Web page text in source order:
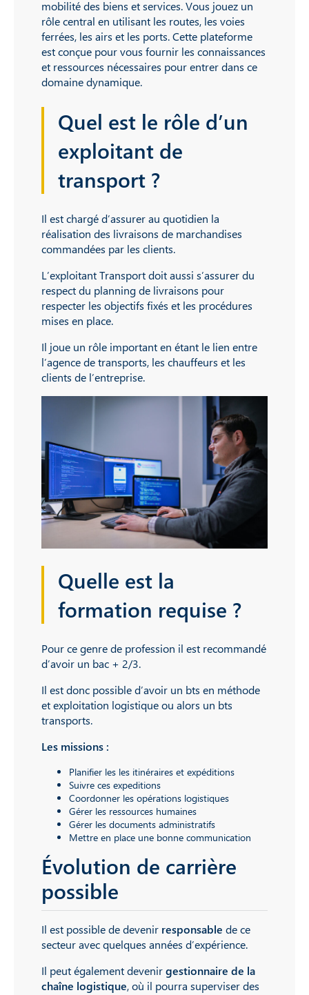
mobilité des biens et services. Vous jouez un
rôle central en utilisant les routes, les voies
ferrées, les airs et les ports. Cette plateforme
est conçue pour vous fournir les connaissances
et ressources nécessaires pour entrer dans ce
domaine dynamique.
Quel est le rôle d’un
exploitant de
transport ?
Il est chargé d’assurer au quotidien la
réalisation des livraisons de marchandises
commandées par les clients.
L’exploitant Transport doit aussi s’assurer du
respect du planning de livraisons pour
respecter les objectifs fixés et les procédures
mises en place.
Il joue un rôle important en étant le lien entre
l’agence de transports, les chauffeurs et les
clients de l’entreprise.
Quelle est la
formation requise ?
Pour ce genre de profession il est recommandé
d’avoir un bac + 2/3.
Il est donc possible d’avoir un bts en méthode
et exploitation logistique ou alors un bts
transports.
Les missions :
Planifier les les itinéraires et expéditions
Suivre ces expeditions
Coordonner les opérations logistiques
Gérer les ressources humaines
Gérer les documents administratifs
Mettre en place une bonne communication
Évolution de carrière
possible
Il est possible de devenir responsable de ce
secteur avec quelques années d’expérience.
Il peut également devenirgestionnaire de la
chaîne logistique, où il pourra superviser des